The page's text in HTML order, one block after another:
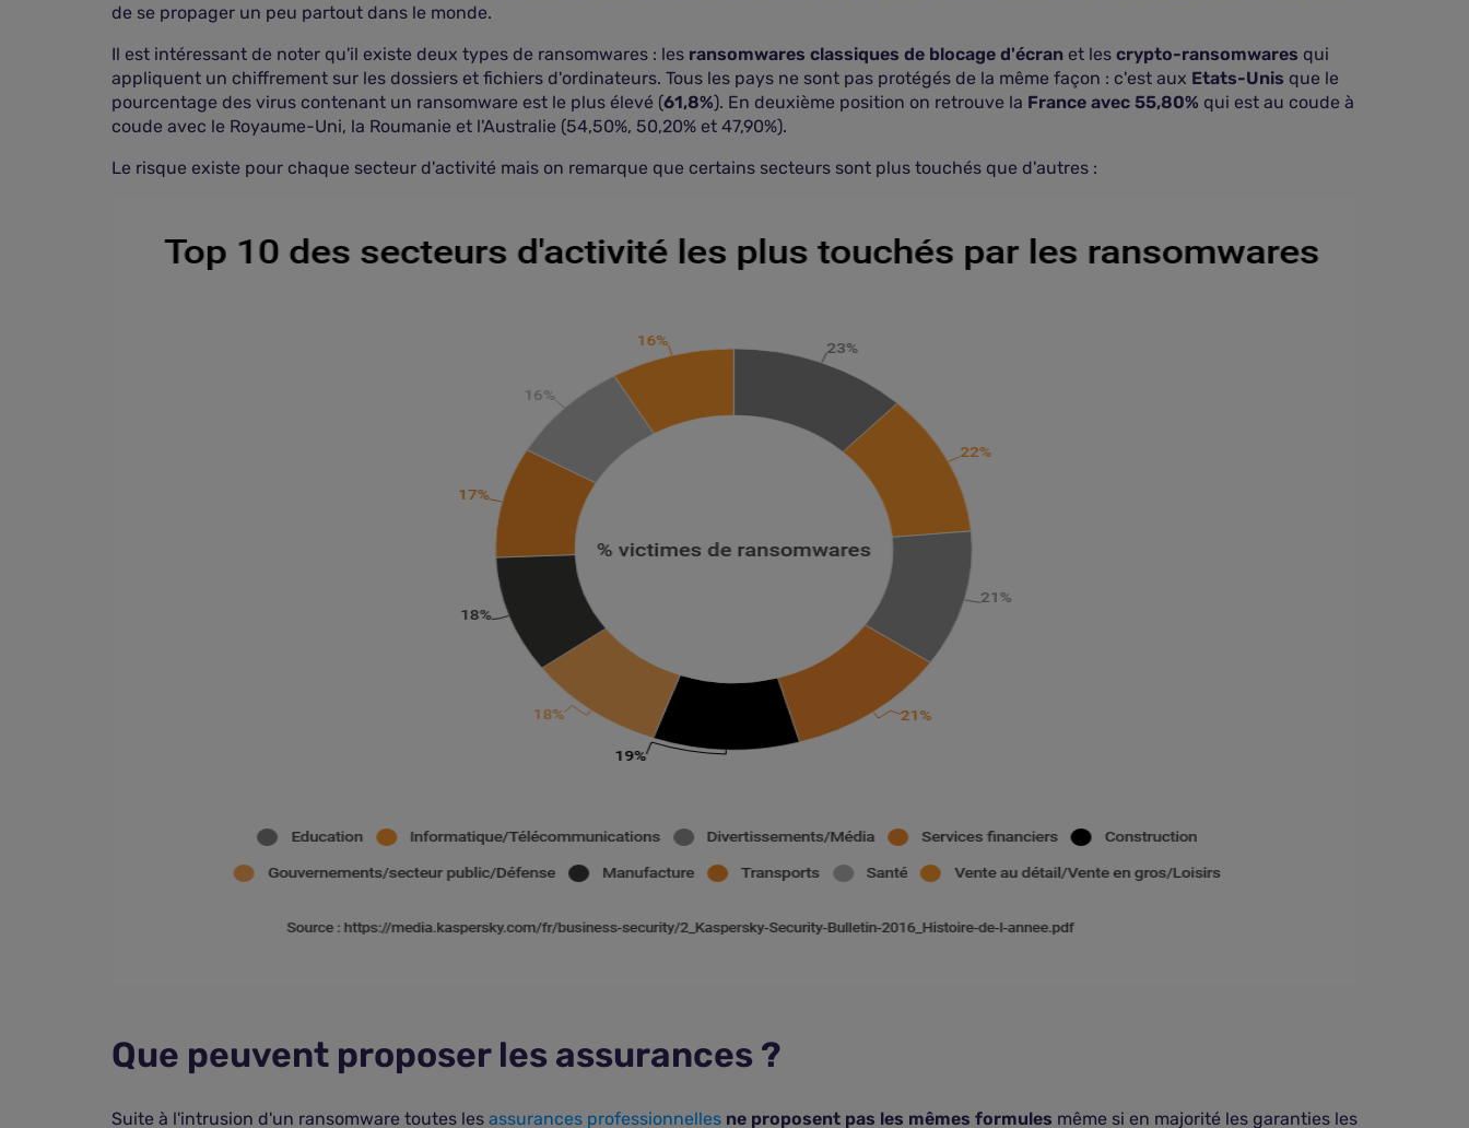
de se propager un peu partout dans le monde.
Il est intéressant de noter qu'il existe deux types de ransomwares : les ransomwares classiques de blocage d'écran et les crypto-ransomwares qui
appliquent un chiffrement sur les dossiers et fichiers d'ordinateurs. Tous les pays ne sont pas protégés de la même façon : c'est aux Etats-Unis que le
pourcentage des virus contenant un ransomware est le plus élevé (61,8%). En deuxième position on retrouve la France avec 55,80% qui est au coude à
coude avec le Royaume-Uni, la Roumanie et l'Australie (54,50%, 50,20% et 47,90%).
Le risque existe pour chaque secteur d'activité mais on remarque que certains secteurs sont plus touchés que d'autres :
Que peuvent proposer les assurances ?
Suite à l'intrusion d'un ransomware toutes les assurances professionnelles ne proposent pas les mêmes formules même si en majorité les garanties les